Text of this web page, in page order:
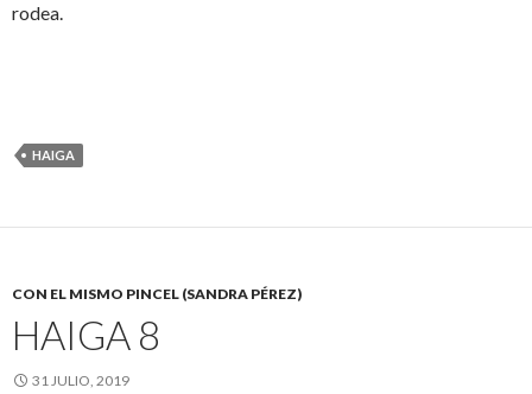
rodea.
HAIGA
CON EL MISMO PINCEL (SANDRA PÉREZ)
HAIGA 8
31 JULIO, 2019